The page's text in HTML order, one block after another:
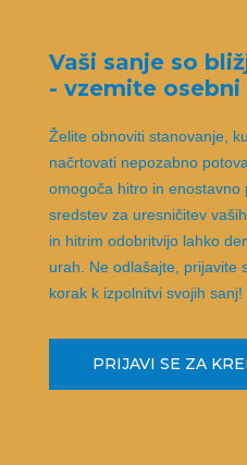
Vaši sanje so
- vzemite
Želite obnoviti stanovanje,
načrtovati nepozabno
omogoča hitro in enostavno
sredstev za uresničitev
in hitrim odobritvijo lahko
urah. Ne odlašajte, prijavite
korak k izpolnitvi svojih sanj!
PRIJAVI SE ZA